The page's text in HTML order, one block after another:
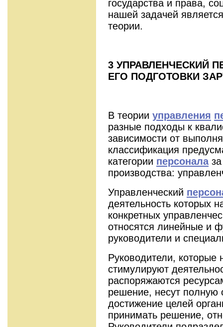
государства и права,
нашей задачей
теории.
3 УПРАВЛЕНЧЕСКИЙ
ЕГО ПОДГОТОВКИ
В теории управления
разные подходы к
зависимости от
классификация
категории персоналаза
производства:
Управленческий
деятельность которых
конкретных
относятся линейные и
руководители и
Руководители, которые
стимулируют
распоряжаются
решение, несут полную
достижение целей
принимать решение,